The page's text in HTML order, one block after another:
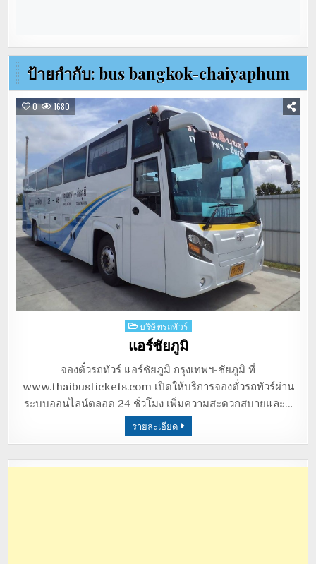
ป้ายกำกับ: bus bangkok-chaiyaphum
0 1680
Posted
in
บริษัทรถทัวร์
แอร์ชัยภูมิ
จองตั๋วรถทัวร์ แอร์ชัยภูมิ กรุงเทพฯ-ชัยภูมิ ที่
www.thaibustickets.com เปิดให้บริการจองตั๋วรถทัวร์ผ่าน
ระบบออนไลน์ตลอด 24 ชั่วโมง เพิ่มความสะดวกสบายและ…
รายละเอียด